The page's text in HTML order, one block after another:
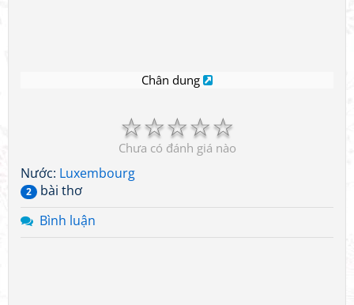
Chân dung
☆
☆
☆
☆
☆
Chưa có đánh giá nào
Nước: Luxembourg
2
bài thơ
Bình luận